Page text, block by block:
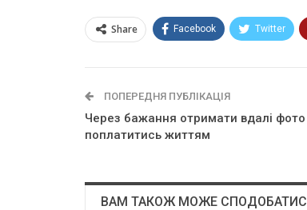
Share Facebook Twitter
ПОПЕРЕДНЯ ПУБЛІКАЦІЯ
Через бажання отримати вдалі
поплатитись життям
ВАМ ТАКОЖ МОЖЕ